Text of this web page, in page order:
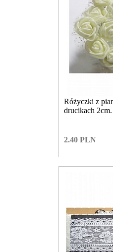
Różyczki z
drucikach 2cm.
2.40 PLN